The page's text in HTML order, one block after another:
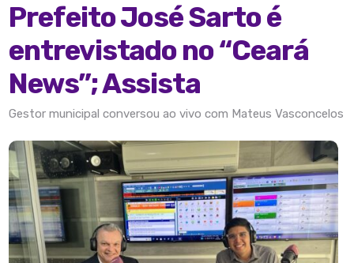
Prefeito José Sarto é
entrevistado no “Ceará
News”; Assista
Gestor municipal conversou ao vivo com Mateus Vasconcelos